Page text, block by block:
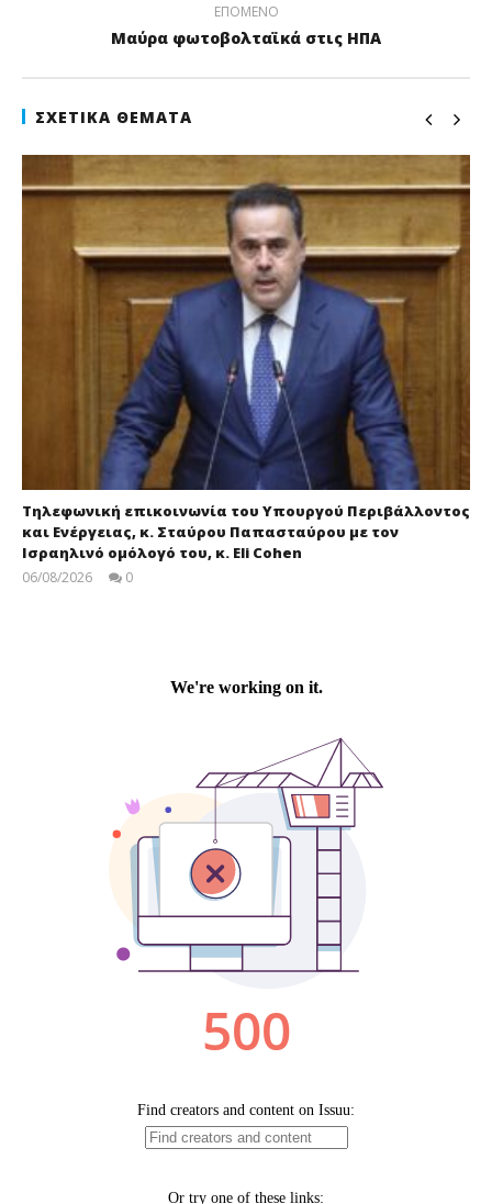
ΕΠΌΜΕΝΟ
Μαύρα φωτοβολταϊκά στις ΗΠΑ
ΣΧΕΤΙΚΆ ΘΈΜΑΤΑ
Τηλεφωνική επικοινωνία του Υπουργού Περιβάλλοντος
και Ενέργειας, κ. Σταύρου Παπασταύρου με τον
Ισραηλινό ομόλογό του, κ. Eli Cohen
06/08/2026 0